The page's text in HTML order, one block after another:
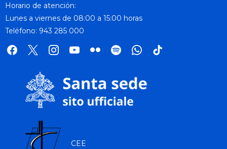
Horario de atención:
Lunes a viernes de 08:00 a 15:00 horas
Teléfono: 943 285 000
facebook
x instagramyoutube
flickr spotifywhatsapp
tik
CEE